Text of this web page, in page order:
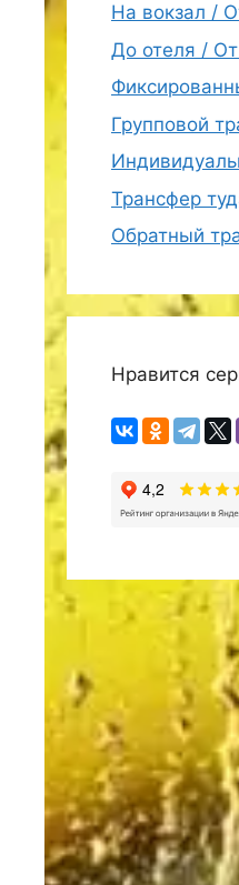
На вокзал /
До отеля /
Групповой
Трансфер
Обратный
Нравится